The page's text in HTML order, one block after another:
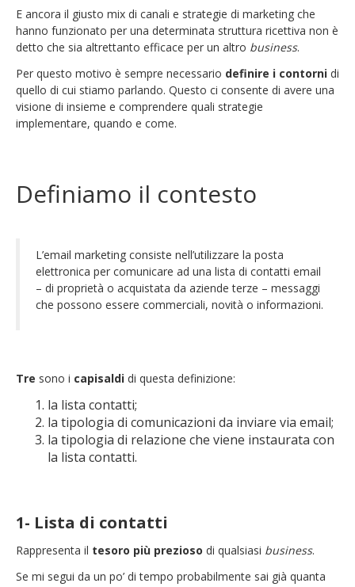
E ancora il giusto mix di canali e strategie di marketing che
hanno funzionato per una determinata struttura ricettiva non è
detto che sia altrettanto efficace per un altro business.
Per questo motivo è sempre necessario definire i contorni di
quello di cui stiamo parlando. Questo ci consente di avere una
visione di insieme e comprendere quali strategie
implementare, quando e come.
Definiamo il contesto
L’email marketing consiste nell’utilizzare la posta
elettronica per comunicare ad una lista di contatti email
– di proprietà o acquistata da aziende terze – messaggi
che possono essere commerciali, novità o informazioni.
Tre sono i capisaldi di questa definizione:
la lista contatti;
la tipologia di comunicazioni da inviare via email;
la tipologia di relazione che viene instaurata con
la lista contatti.
1- Lista di contatti
Rappresenta il tesoro più prezioso di qualsiasi business.
Se mi segui da un po’ di tempo probabilmente sai già quanta